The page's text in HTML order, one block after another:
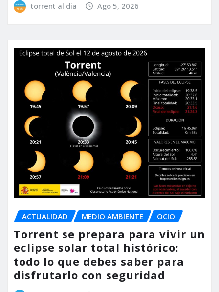
torrent al dia Ago 5, 2026
ACTUALIDAD MEDIO AMBIENTE OCIO
Torrent se prepara para vivir un
eclipse solar total histórico:
todo lo que debes saber para
disfrutarlo con seguridad